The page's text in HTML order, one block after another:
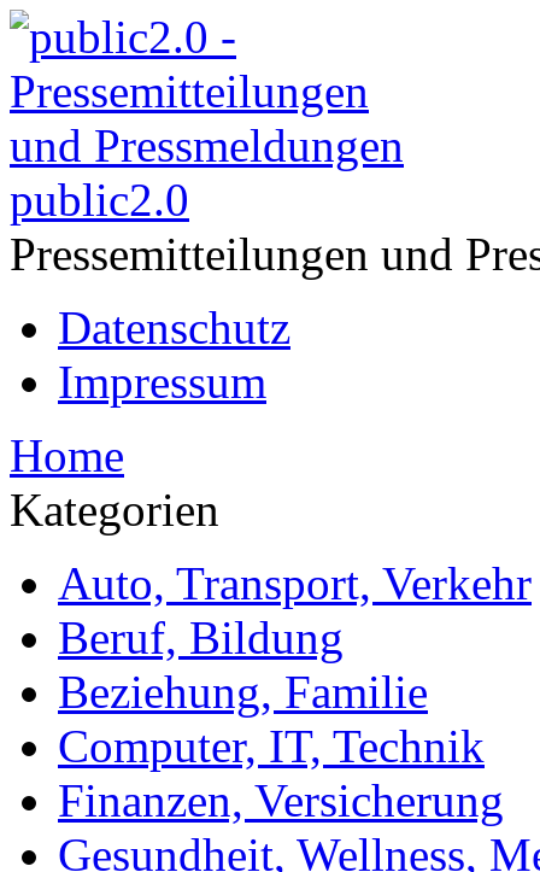
public2.0
Pressemitteilungen und
Datenschutz
Impressum
Home
Kategorien
Auto, Transport, Verkehr
Beruf, Bildung
Beziehung, Familie
Computer, IT, Technik
Finanzen, Versicherung
Gesundheit, Wellness,